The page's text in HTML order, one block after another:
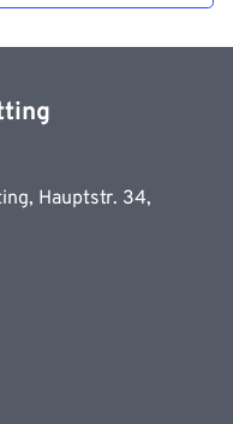
Hauptstr. 34,